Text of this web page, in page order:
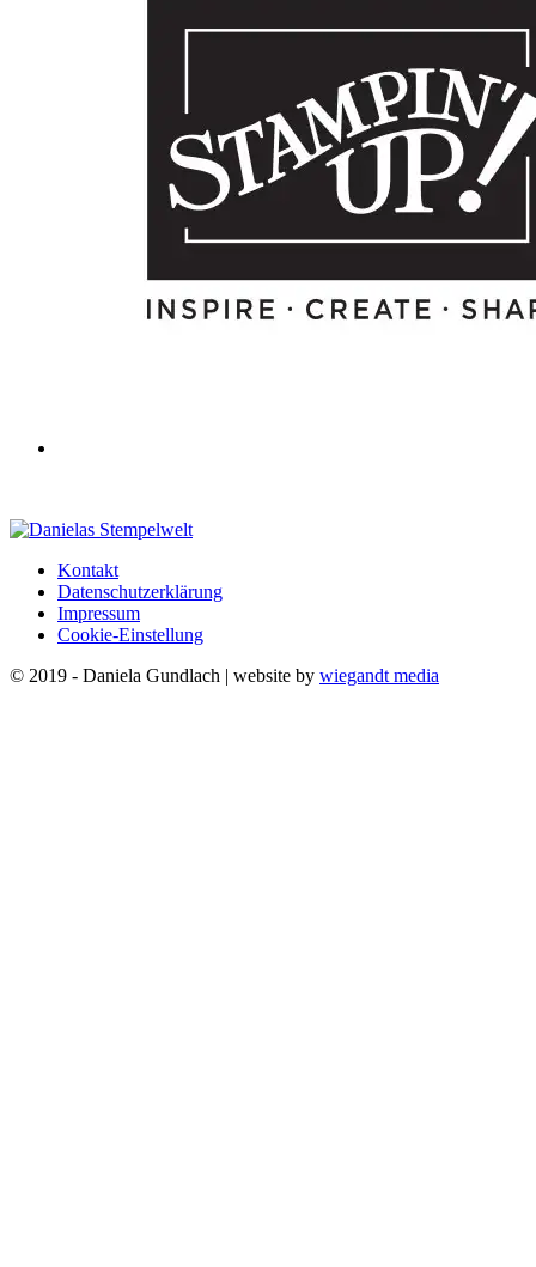
Kontakt
Datenschutzerklärung
Impressum
Cookie-Einstellung
© 2019 - Daniela Gundlach | website by wiegandt media